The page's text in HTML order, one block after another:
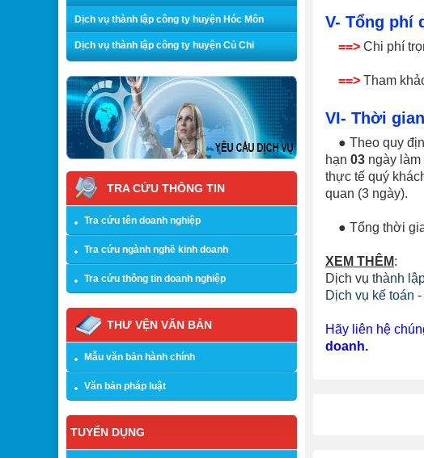
V- Tổng phí
==> Chi phí
==> Tham
VI- Thời
● Theo quy
hạn 03 ngày
thực tế quý
quan (3 ngày).
● Tổng thời
XEM THÊM:
Dịch vụ thành
Dịch vụ kế toán -
Hãy liên hệ
doanh.
Dịch vụ thành lập công ty huyện Hóc Môn
Dịch vụ thành lập công ty huyện Củ Chi
TRA CỨU THÔNG TIN
Tra cứu tên doanh nghiệp
Tra cứu ngành nghề kinh doanh
Tra cứu thông tin doanh nghiệp
THƯ VỆN VĂN BẢN
Mẫu văn bản hành chính
Văn bản pháp luật
TUYỂN DỤNG